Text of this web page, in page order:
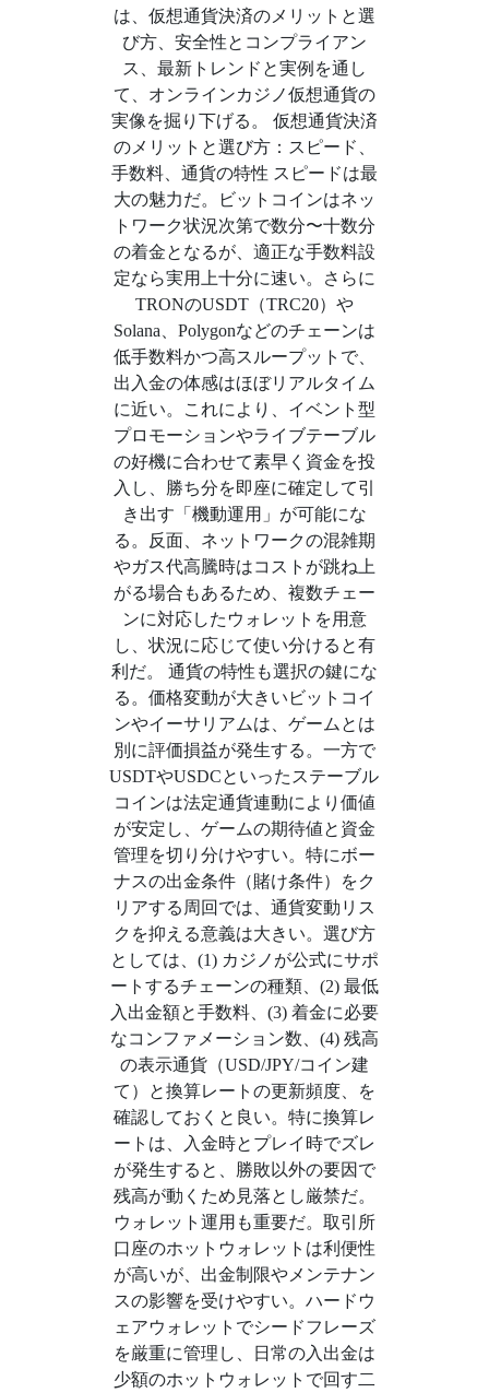
は、仮想通貨決済のメリットと選
び方、安全性とコンプライアン
ス、最新トレンドと実例を通し
て、オンラインカジノ仮想通貨の
実像を掘り下げる。 仮想通貨決済
のメリットと選び方：スピード、
手数料、通貨の特性 スピードは最
大の魅力だ。ビットコインはネッ
トワーク状況次第で数分〜十数分
の着金となるが、適正な手数料設
定なら実用上十分に速い。さらに
TRONのUSDT（TRC20）や
Solana、Polygonなどのチェーンは
低手数料かつ高スループットで、
出入金の体感はほぼリアルタイム
に近い。これにより、イベント型
プロモーションやライブテーブル
の好機に合わせて素早く資金を投
入し、勝ち分を即座に確定して引
き出す「機動運用」が可能にな
る。反面、ネットワークの混雑期
やガス代高騰時はコストが跳ね上
がる場合もあるため、複数チェー
ンに対応したウォレットを用意
し、状況に応じて使い分けると有
利だ。 通貨の特性も選択の鍵にな
る。価格変動が大きいビットコイ
ンやイーサリアムは、ゲームとは
別に評価損益が発生する。一方で
USDTやUSDCといったステーブル
コインは法定通貨連動により価値
が安定し、ゲームの期待値と資金
管理を切り分けやすい。特にボー
ナスの出金条件（賭け条件）をク
リアする周回では、通貨変動リス
クを抑える意義は大きい。選び方
としては、(1) カジノが公式にサポ
ートするチェーンの種類、(2) 最低
入出金額と手数料、(3) 着金に必要
なコンファメーション数、(4) 残高
の表示通貨（USD/JPY/コイン建
て）と換算レートの更新頻度、を
確認しておくと良い。特に換算レ
ートは、入金時とプレイ時でズレ
が発生すると、勝敗以外の要因で
残高が動くため見落とし厳禁だ。
ウォレット運用も重要だ。取引所
口座のホットウォレットは利便性
が高いが、出金制限やメンテナン
スの影響を受けやすい。ハードウ
ェアウォレットでシードフレーズ
を厳重に管理し、日常の入出金は
少額のホットウォレットで回す二